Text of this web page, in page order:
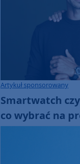
Artykuł sponsorowany
Smartwatch
co wybrać na